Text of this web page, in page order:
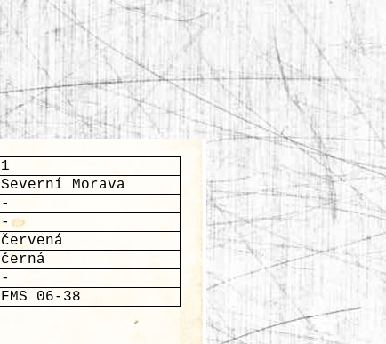
1
Severní Morava
-
-
červená
černá
-
FMS 06-38